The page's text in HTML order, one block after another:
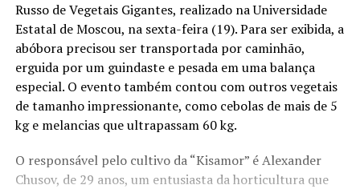
Russo de Vegetais Gigantes, realizado na Universidade
Estatal de Moscou, na sexta-feira (19). Para ser exibida, a
abóbora precisou ser transportada por caminhão,
erguida por um guindaste e pesada em uma balança
especial. O evento também contou com outros vegetais
de tamanho impressionante, como cebolas de mais de 5
kg e melancias que ultrapassam 60 kg.
O responsável pelo cultivo da “Kisamor” é Alexander
Chusov, de 29 anos, um entusiasta da horticultura que